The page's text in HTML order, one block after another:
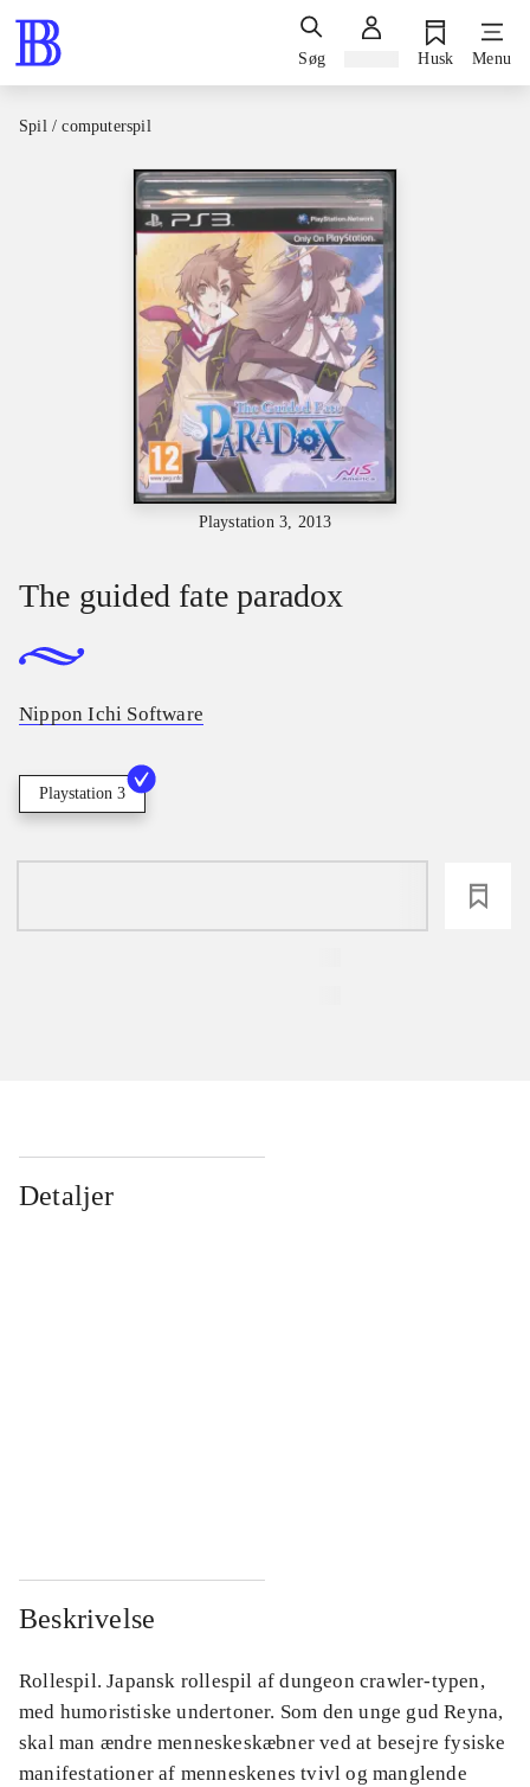
Søg Husk Menu
Spil / computerspil
Playstation 3, 2013
The guided fate paradox
Nippon Ichi Software
Playstation 3
Detaljer
Beskrivelse
Rollespil. Japansk rollespil af dungeon crawler-typen,
med humoristiske undertoner. Som den unge gud Reyna,
skal man ændre menneskeskæbner ved at besejre fysiske
manifestationer af menneskenes tvivl og manglende